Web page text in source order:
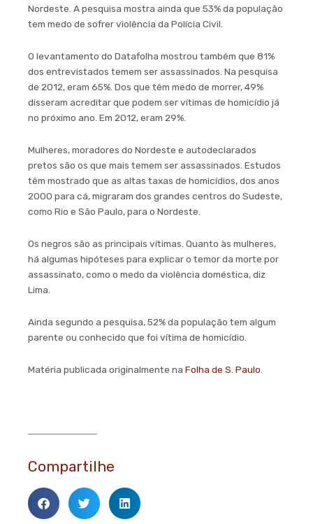
Nordeste. A pesquisa mostra ainda que 53% da população
tem medo de sofrer violência da Polícia Civil.
O levantamento do Datafolha mostrou também que 81%
dos entrevistados temem ser assassinados. Na pesquisa
de 2012, eram 65%. Dos que têm medo de morrer, 49%
disseram acreditar que podem ser vítimas de homicídio já
no próximo ano. Em 2012, eram 29%.
Mulheres, moradores do Nordeste e autodeclarados
pretos são os que mais temem ser assassinados. Estudos
têm mostrado que as altas taxas de homicídios, dos anos
2000 para cá, migraram dos grandes centros do Sudeste,
como Rio e São Paulo, para o Nordeste.
Os negros são as principais vítimas. Quanto às mulheres,
há algumas hipóteses para explicar o temor da morte por
assassinato, como o medo da violência doméstica, diz
Lima.
Ainda segundo a pesquisa, 52% da população tem algum
parente ou conhecido que foi vítima de homicídio.
Matéria publicada originalmente na Folha de S. Paulo
Compartilhe